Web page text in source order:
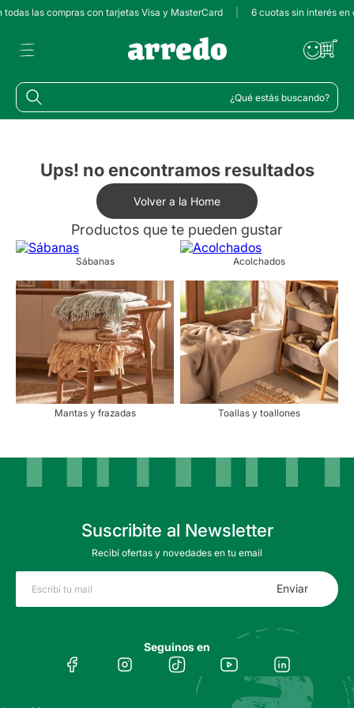
las compras con tarjetas Visa y MasterCard 6 cuotas sin interés en
¿Qué estás buscando?
Ups! no encontramos resultados
Volver a la Home
Productos que te pueden gustar
Sábanas Acolchados
Mantas y frazadas Toallas y toallones
Suscribite al Newsletter
Recibí ofertas y novedades en tu email
Enviar
Seguinos en